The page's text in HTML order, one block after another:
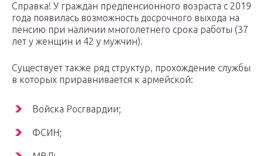
Справка! У граждан предпенсионного возраста с 2019
года появилась возможность досрочного выхода на
пенсию при наличии многолетнего срока работы (37
лет у женщин и 42 у мужчин).
Существует также ряд структур, прохождение службы
в которых приравнивается к армейской:
Войска Росгвардии;
ФСИН;